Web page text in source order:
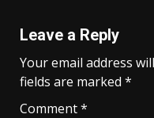
Leave a Reply
Your email address
fields are marked *
Comment*